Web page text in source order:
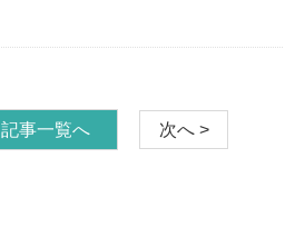
記事一覧へ 次へ >